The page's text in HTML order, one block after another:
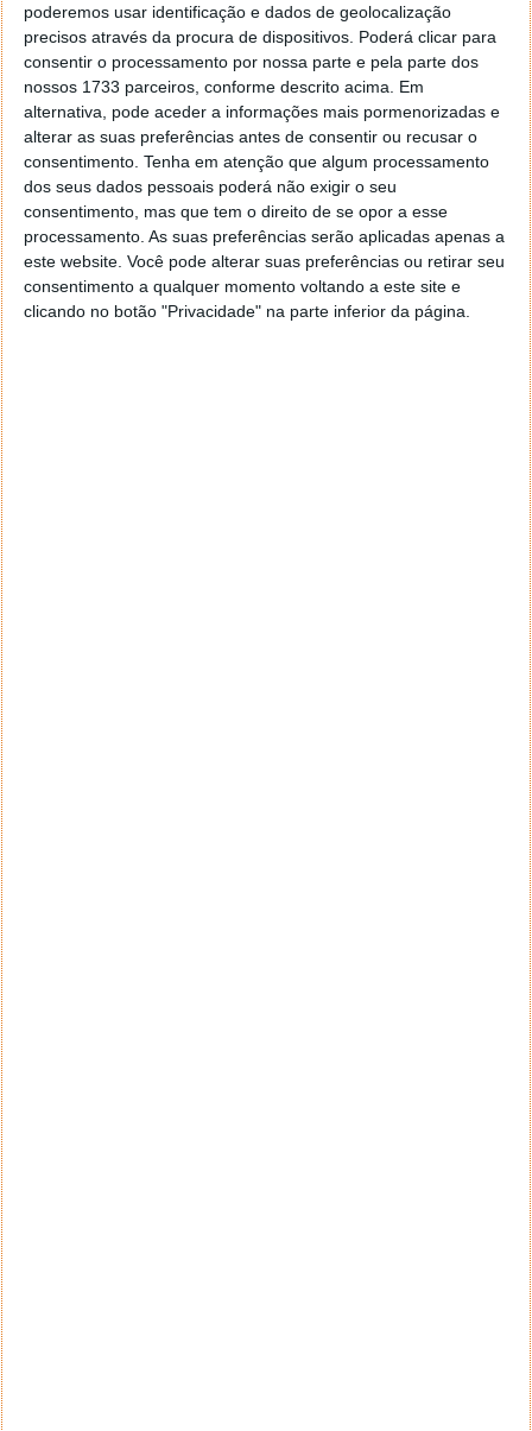
poderemos usar identificação e dados de geolocalização
precisos através da procura de dispositivos. Poderá clicar para
consentir o processamento por nossa parte e pela parte dos
nossos 1733 parceiros, conforme descrito acima. Em
alternativa, pode aceder a informações mais pormenorizadas e
alterar as suas preferências antes de consentir ou recusar o
consentimento. Tenha em atenção que algum processamento
dos seus dados pessoais poderá não exigir o seu
consentimento, mas que tem o direito de se opor a esse
processamento. As suas preferências serão aplicadas apenas a
este website. Você pode alterar suas preferências ou retirar seu
consentimento a qualquer momento voltando a este site e
clicando no botão "Privacidade" na parte inferior da página.
Quando se fala em sistemas de armazenamento, a
QNAP é uma das marcas de referência. A empresa
tem um vasto leque de soluções e, nos últimos
tempos, tem evoluído e integrado novas
funcionalidades. Exemplo disso é o QNAP Guardian
QGD-1600P, o primeiro switch PoE inteligente do
mundo com QTS.
O Pplware testou este equipamento, colocou-o em
produção numa rede e a opinião não pode ser melhor.